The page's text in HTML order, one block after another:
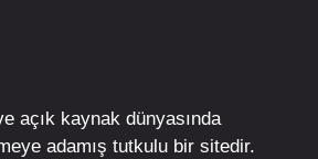
açık kaynak dünyasında
adamış tutkulu bir sitedir.